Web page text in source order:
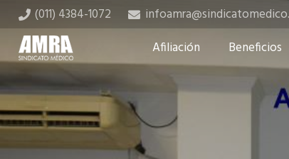
(011) 4384-1072
Afiliación
Beneficios